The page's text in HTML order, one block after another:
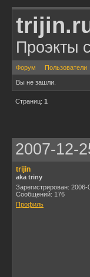
Проэкты
Форум Пользователи
Вы не зашли.
Страниц: 1
2007-12-
trijin
aka triny
Зарегистрирован: 2006-
Сообщений: 176
Профиль